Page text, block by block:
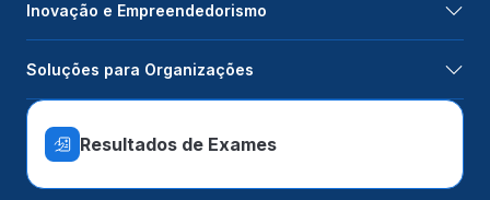
Inovação e Empreendedorismo
Soluções para Organizações
Resultados de Exames